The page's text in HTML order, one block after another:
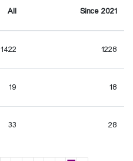
All Since 2021
1422 1228
19 18
33 28